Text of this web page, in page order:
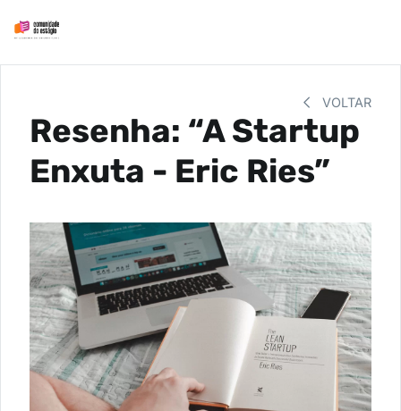
VOLTAR
Resenha: “A Startup
Enxuta - Eric Ries”